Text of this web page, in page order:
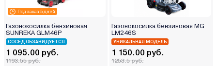
Под заказ 5 дней
Газонокосилка бензиновая
SUNREKA GLM46P
СОСЕД ОБЗАВИДУЕТСЯ
1 095.00 руб.
1193.55 руб.
Газонокосилка бензиновая MG
LM246S
УНИКАЛЬНАЯ МОДЕЛЬ
1 150.00 руб.
1253.5 руб.